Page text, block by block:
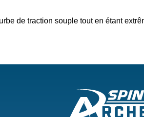
de traction souple tout en étant